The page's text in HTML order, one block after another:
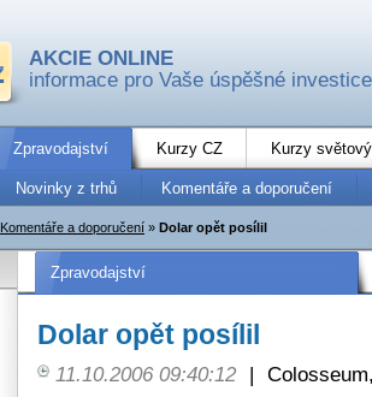
AKCIE ONLINE
informace pro Vaše úspěšné investice
Zpravodajství Kurzy CZ Kurzy
Novinky z trhů Komentáře a doporučení
Komentáře a doporučení » Dolar opět posílil
Zpravodajství
Dolar opět posílil
11.10.2006 09:40:12 |